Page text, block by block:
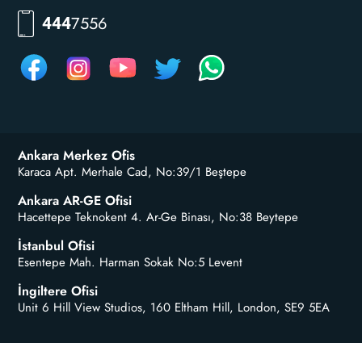
4447556
Ankara Merkez Ofis
Karaca Apt. Merhale Cad, No:39/1 Beştepe
Ankara AR-GE Ofisi
Hacettepe Teknokent 4. Ar-Ge Binası, No:38 Beytepe
İstanbul Ofisi
Esentepe Mah. Harman Sokak No:5 Levent
İngiltere Ofisi
Unit 6 Hill View Studios, 160 Eltham Hill, London, SE9 5EA